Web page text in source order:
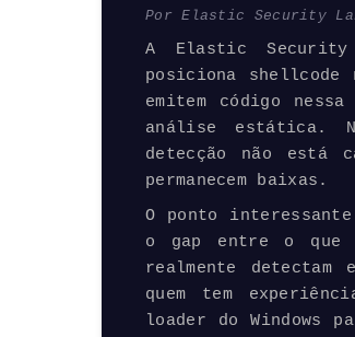
Por Elastic Security
A ElasticSecurity
posiciona shellcode
emitem código
análise estática.
detecção não está
permanecem baixas.
O ponto
o gap entre o que
realmente detectam
quem tem
loader do Windows